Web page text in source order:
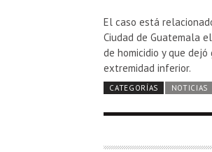
El caso está
Ciudad de Guatemala
de homicidio y que
extremidad inferior.
CATEGORÍAS NOTICIAS